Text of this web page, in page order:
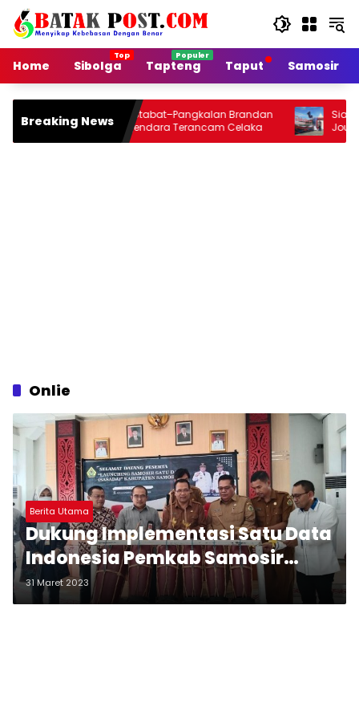
Langsung
konten
Home
Sibolga Tapteng Taput Samosir
Breaking News
Jalan Arteri Stabat–Pangkalan Brandan
Rusak, Pengendara Terancam Celaka
Siang Ini
Jou 2026 di
Malamnya
Onlie
Berita Utama
Dukung Implementasi Satu Data
Indonesia Pemkab Samosir
Luncurkan Aplikasi SASADA
31 Maret 2023